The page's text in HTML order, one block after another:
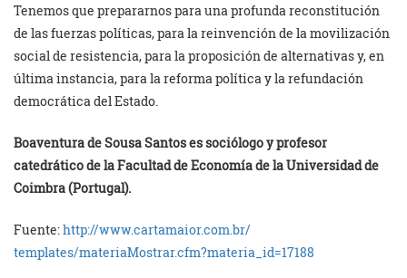
Tenemos que prepararnos para una profunda reconstitución
de las fuerzas políticas, para la reinvención de la movilización
social de resistencia, para la proposición de alternativas y, en
última instancia, para la reforma política y la refundación
democrática del Estado.
Boaventura de Sousa Santos es sociólogo y profesor
catedrático de la Facultad de Economía de la Universidad de
Coimbra (Portugal).
Fuente:http://www.cartamaior.com.br/
templates/materiaMostrar.cfm?materia_id=17188